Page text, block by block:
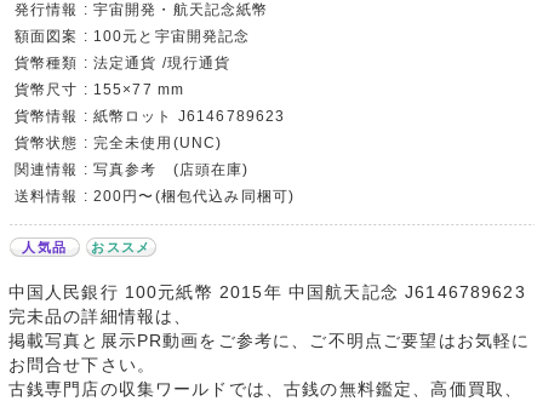
発行情報 : 宇宙開発・航天記念紙幣
額面図案 : 100元と宇宙開発記念
貨幣種類 : 法定通貨 /現行通貨
貨幣尺寸 : 155×77 mm
貨幣情報 : 紙幣ロット J6146789623
貨幣状態 : 完全未使用(UNC)
関連情報 : 写真参考 (店頭在庫)
送料情報 : 200円〜(梱包代込み同梱可)
人気品 おススメ
中国人民銀行 100元紙幣 2015年 中国航天記念 J6146789623
完未品の詳細情報は、
掲載写真と展示PR動画をご参考に、ご不明点ご要望はお気軽に
お問合せ下さい。
古銭専門店の収集ワールドでは、古銭の無料鑑定、高価買取、